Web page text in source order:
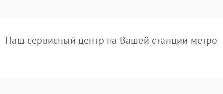
Наш сервисный центр на Вашей станции метро